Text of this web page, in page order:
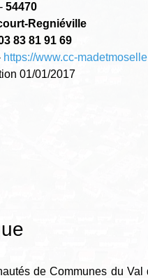
-54470
Regniéville
83 81 91 69
https://www.cc-
01/01/2017
de Communes du